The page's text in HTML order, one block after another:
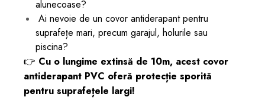
alunecoase?
Ai nevoie de un covor antiderapant pentru
suprafețe mari, precum garajul, holurile sau
piscina?
👉 Cu o lungime extinsă de 10m, acest covor
antiderapant PVC oferă protecție sporită
pentru suprafețele largi!